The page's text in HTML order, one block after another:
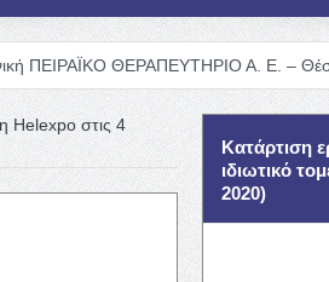
ΘΕΡΑΠΕΥΤΗΡΙΟ Α. Ε. – Θέσεις
Helexpo στις 4
Κατάρτιση
ιδιωτικό
2020)